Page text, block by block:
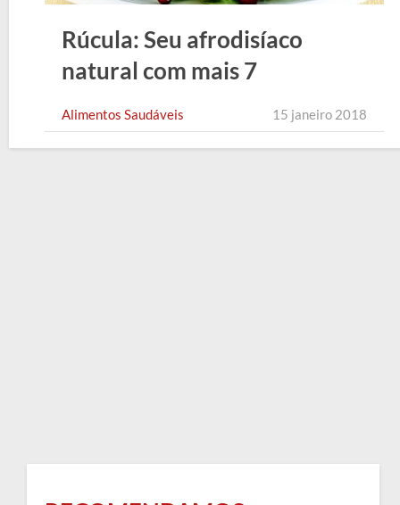
Rúcula: Seu afrodisíaco
natural com mais 7
Alimentos Saudáveis 15 janeiro 2018